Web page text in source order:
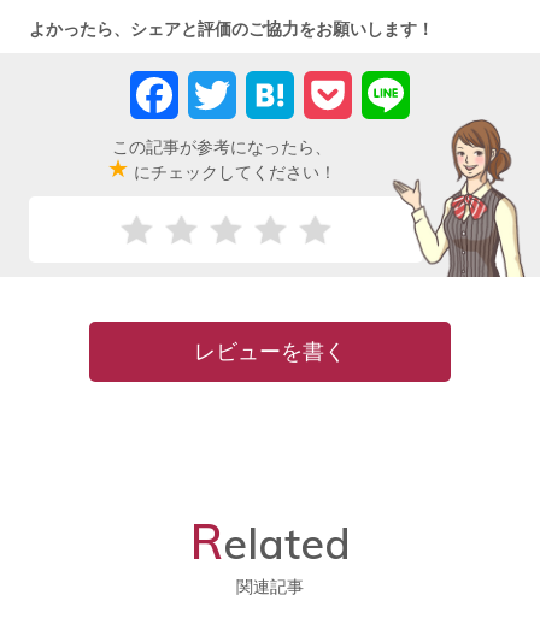
よかったら、シェアと評価のご協力をお願いします！
この記事が参考になったら、
★ にチェックしてください！
FacebookTwitter Hatena Pocket
レビューを書く
Related
関連記事